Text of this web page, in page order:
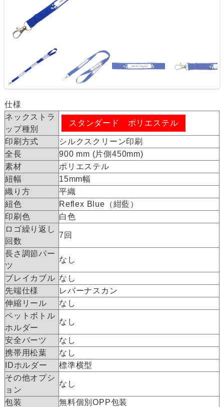
仕様
ネックストラ
ップ種別
スタンダード ポリエステル
印刷方式
シルクスクリーン印刷
全長
900 mm (片側450mm)
素材
ポリエステル
紐幅
15mm幅
織り方
平織
紐色
Reflex Blue（紺藍）
印刷色
白色
ロゴ繰り返し
回数
7回
長さ調節パー
ツ
なし
ブレイカブル なし
先端仕様
レバーナスカン
伸縮リール
なし
ペットボトル
ホルダー
なし
安全パーツ
なし
携帯用松葉
なし
IDホルダー
標準横型
その他オプシ
ョン
なし
包装
無料個別OPP包装